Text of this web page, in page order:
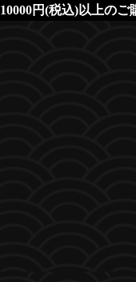
10000円(税込)以上の